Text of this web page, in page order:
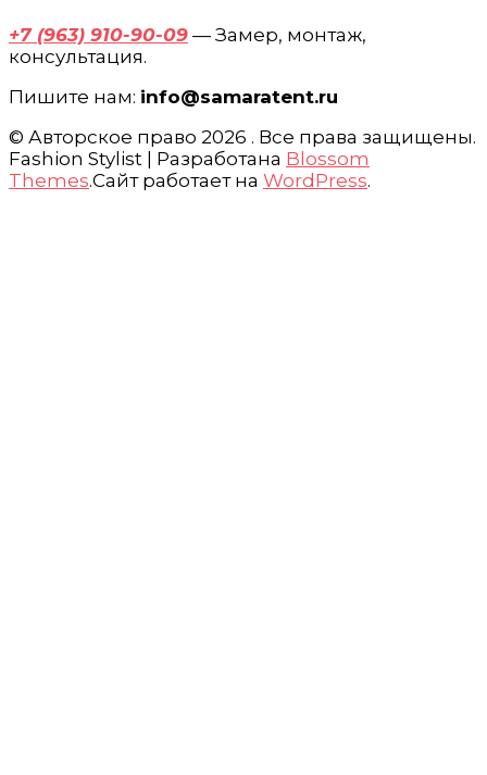
+7 (963) 910-90-09 — Замер, монтаж,
консультация.
Пишите нам: info@samaratent.ru
© Авторское право 2026 . Все права защищены.
Fashion Stylist | Разработана Blossom
Themes.Сайт работает на WordPress.